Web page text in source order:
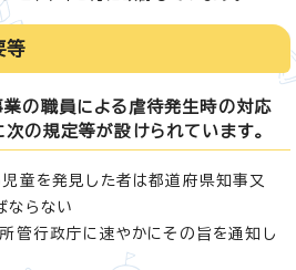
等
業の職員による虐待発生時の対応
の規定等が設けられています。
児童を発見した者は都道府県知事又
ならない
所管行政庁に速やかにその旨を通知し